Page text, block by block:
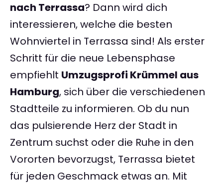
nach Terrassa? Dann wird dich
interessieren, welche die besten
Wohnviertel in Terrassa sind! Als erster
Schritt für die neue Lebensphase
empfiehlt Umzugsprofi Krümmel aus
Hamburg, sich über die verschiedenen
Stadtteile zu informieren. Ob du nun
das pulsierende Herz der Stadt in
Zentrum suchst oder die Ruhe in den
Vororten bevorzugst, Terrassa bietet
für jeden Geschmack etwas an. Mit